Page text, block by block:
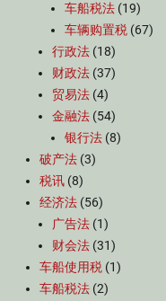
车船税法 (19)
车辆购置税 (67)
行政法 (18)
财政法 (37)
贸易法 (4)
金融法 (54)
银行法 (8)
破产法 (3)
税讯 (8)
经济法 (56)
广告法 (1)
财会法 (31)
车船使用税 (1)
车船税法 (2)